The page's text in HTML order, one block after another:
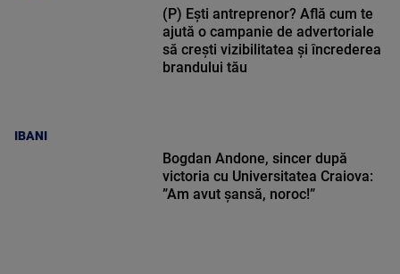
IBANI
(P) Ești antreprenor? Află cum te
ajută o campanie de advertoriale
să crești vizibilitatea și încrederea
brandului tău
Bogdan Andone, sincer după
victoria cu Universitatea Craiova:
”Am avut șansă, noroc!”